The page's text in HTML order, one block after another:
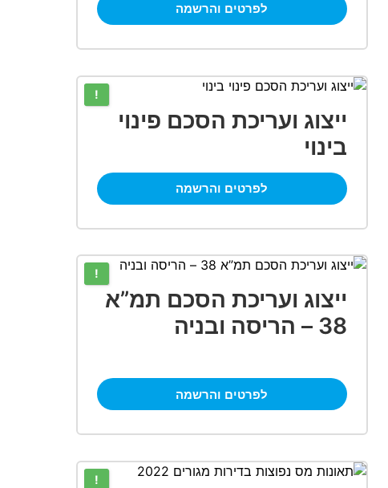
לפרטים והרשמה
!
ייצוג ועריכת הסכם פינוי
בינוי
לפרטים והרשמה
!
ייצוג ועריכת הסכם תמ”א
38 – הריסה ובניה
לפרטים והרשמה
!